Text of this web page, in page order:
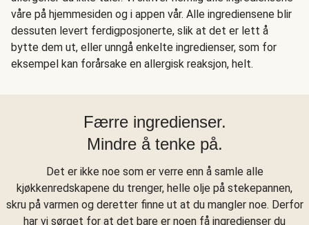
våre på hjemmesiden og i appen vår. Alle ingrediensene blir
dessuten levert ferdigposjonerte, slik at det er lett å
bytte dem ut, eller unngå enkelte ingredienser, som for
eksempel kan forårsake en allergisk reaksjon, helt.
Færre ingredienser.
Mindre å tenke på.
Det er ikke noe som er verre enn å samle alle
kjøkkenredskapene du trenger, helle olje på stekepannen,
skru på varmen og deretter finne ut at du mangler noe. Derfor
har vi sørget for at det bare er noen få ingredienser du